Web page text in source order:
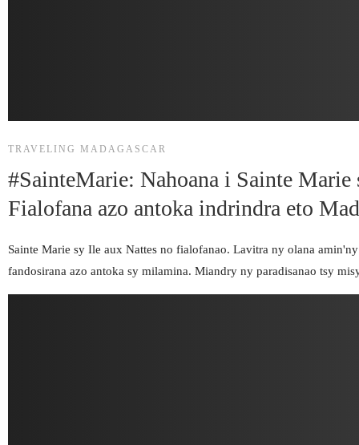
TRAVELING MADAGASCAR
#SainteMarie: Nahoana i Sainte Marie
Fialofana azo antoka indrindra eto
Sainte Marie sy Ile aux Nattes no fialofanao. Lavitra ny olana
fandosirana azo antoka sy milamina. Miandry ny paradisanao tsy